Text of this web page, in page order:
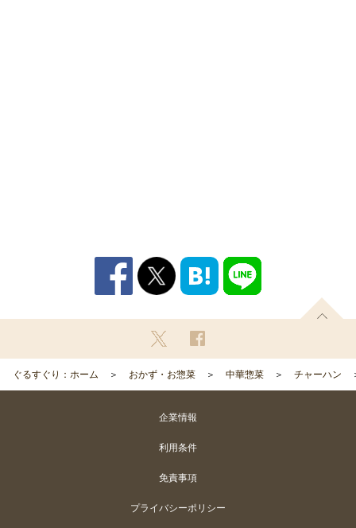
ぐるすぐり：ホーム おかず・お惣菜 中華惣菜 チャーハン
企業情報
利用条件
免責事項
プライバシーポリシー